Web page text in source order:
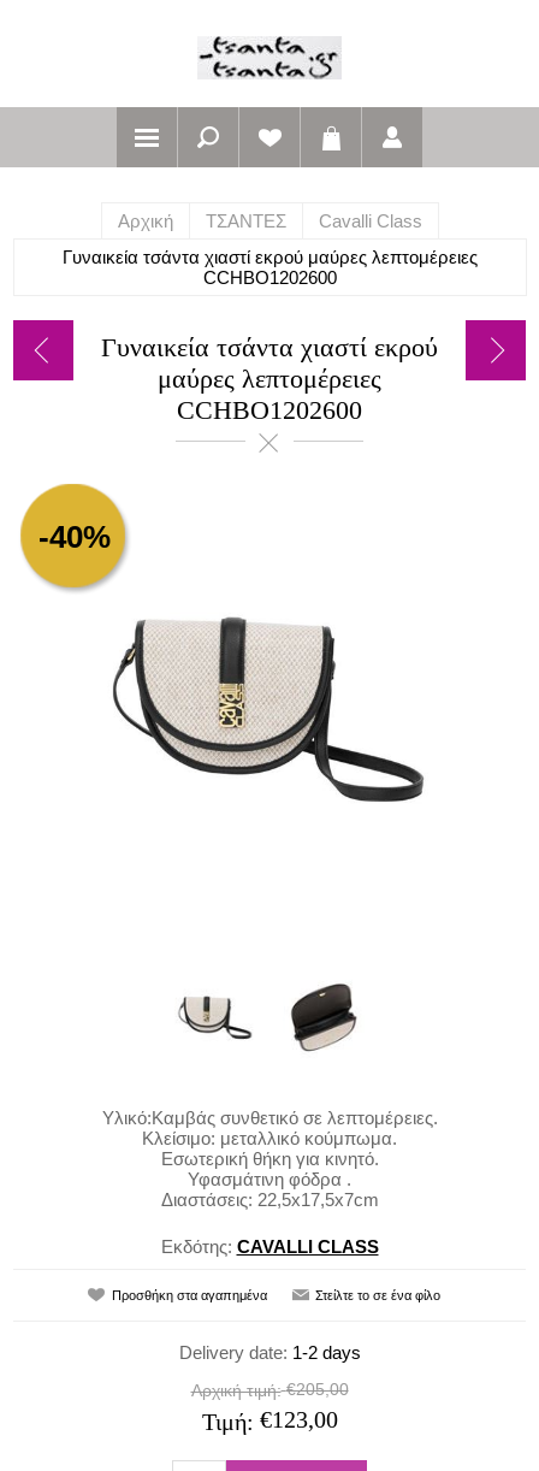
Αρχική ΤΣΑΝΤΕΣ
Cavalli Class
Γυναικεία τσάντα χιαστί εκρού μαύρες λεπτομέρειες
CCHBO1202600
Γυναικεία τσάντα χιαστί εκρού
μαύρες λεπτομέρειες
CCHBO1202600
-40%
Υλικό:Καμβάς συνθετικό σε λεπτομέρειες.
Κλείσιμο: μεταλλικό κούμπωμα.
Εσωτερική θήκη για κινητό.
Υφασμάτινη φόδρα .
Διαστάσεις: 22,5x17,5x7cm
Εκδότης: CAVALLI CLASS
Delivery date: 1-2 days
Αρχική τιμή: €205,00
Τιμή: €123,00